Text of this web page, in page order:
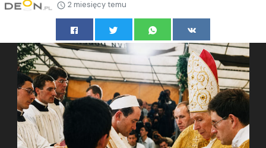
2 miesięcy temu